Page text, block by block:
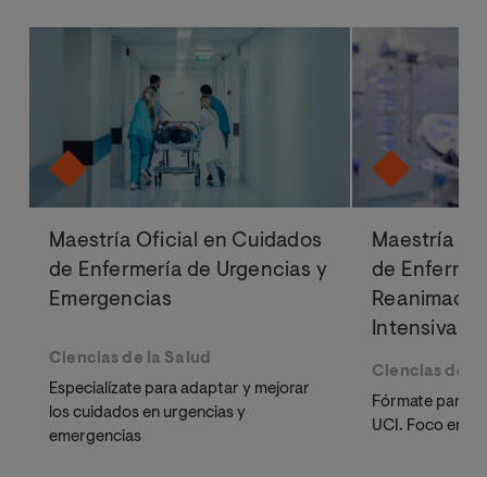
Maestría Oficial en Cuidados
de Enfermería de Urgencias y
Emergencias
Ciencias de la Salud
Especialízate para adaptar y mejorar
los cuidados en urgencias y
emergencias
Maestría
de
Intensiva
Ciencias de
Fórmate para
UCI. Foco en